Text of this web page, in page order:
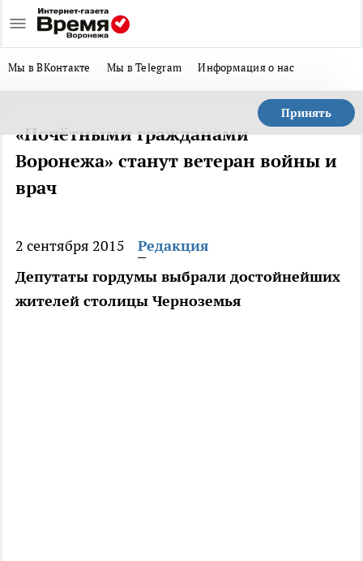
Мы в ВКонтакте Мы в Telegram Информация о нас
Принять
«Почётными гражданами
Воронежа» станут ветеран войны и
врач
2 сентября 2015
Редакция
Депутаты гордумы выбрали достойнейших
жителей столицы Черноземья